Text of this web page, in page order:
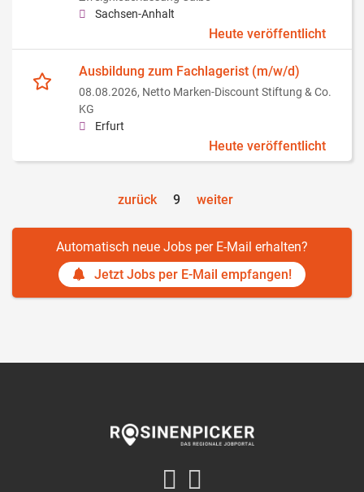
Sachsen-Anhalt
Heute veröffentlicht
Ausbildung zum Fachlagerist (m/w/d)
08.08.2026, Netto Marken-Discount Stiftung & Co.
KG
Erfurt
Heute veröffentlicht
zurück 9 weiter
Automatisch neue Jobs per E-Mail erhalten?
Jetzt Jobs per E-Mail empfangen!